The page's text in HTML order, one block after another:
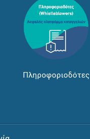
Πληροφοριοδότες